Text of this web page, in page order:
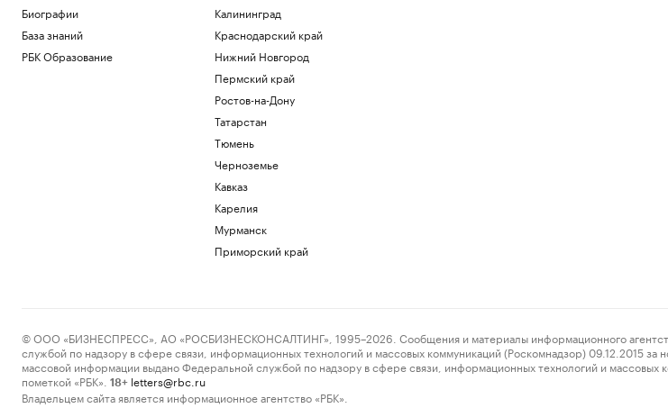
Биографии
База знаний
РБК Образование
Калининград
Краснодарский край
Нижний Новгород
Пермский край
Ростов-на-Дону
Татарстан
Тюмень
Черноземье
Кавказ
Карелия
Мурманск
Приморский край
© ООО «БИЗНЕСПРЕСС», АО «РОСБИЗНЕСКОНСАЛТИНГ», 1995–2026. Сообщения и материалы информационного
службой по надзору в сфере связи, информационных технологий и массовых коммуникаций (Роскомнадзор) 09.12.2015
массовой информации выдано Федеральной службой по надзору в сфере связи, информационных технологий и
пометкой «РБК».
18+ letters@rbc.ru
Владельцем сайта является информационное агентство «РБК».